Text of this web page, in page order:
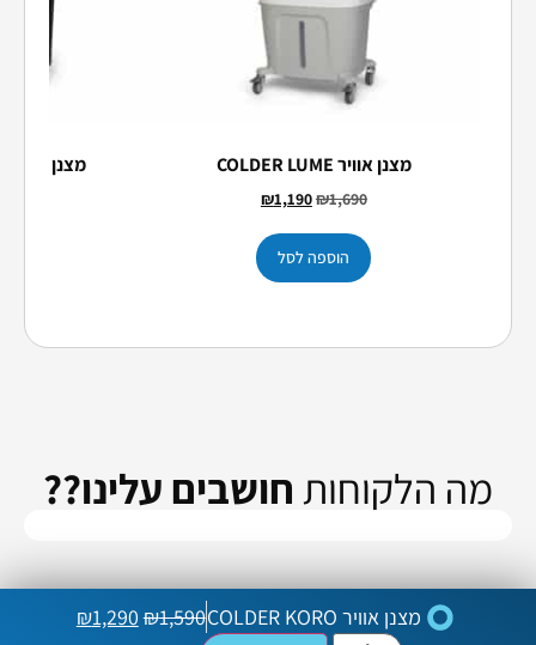
מצנן אוויר COLDER LUME
₪1,690
₪1,190
הוספה לסל
מצנן אוויר Colder Blue Line
מה הלקוחות חושבים עלינו??
מצנן אוויר COLDER KORO ₪1,590
₪1,290